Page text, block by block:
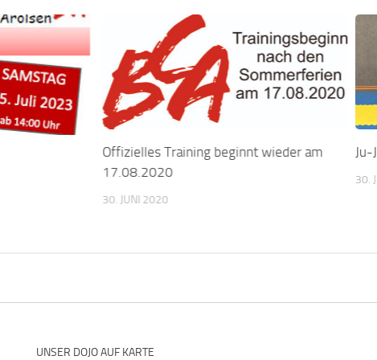
Offizielles Training beginnt wieder am
17.08.2020
30. JUNI 2020
Ju-
30.
UNSER DOJO AUF KARTE